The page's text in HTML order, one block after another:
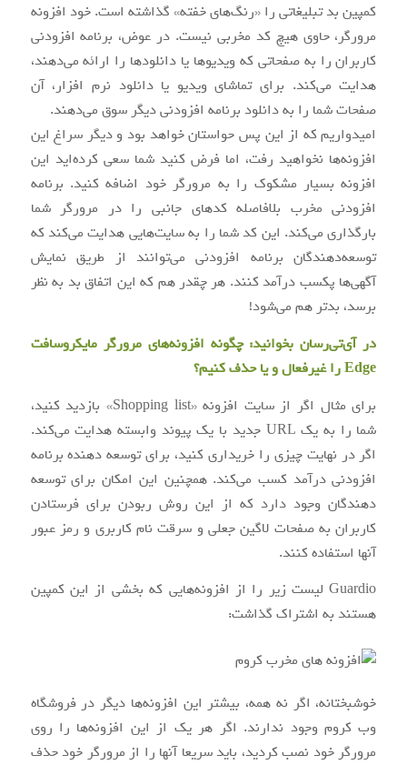
کمپین بد تبلیغاتی را «رنگ‌های خفته» گذاشته است. خود افزونه
مرورگر، حاوی هیچ کد مخربی نیست. در عوض، برنامه افزودنی
کاربران را به صفحاتی که ویدیوها یا دانلودها را ارائه می‌دهند،
هدایت می‌کند. برای تماشای ویدیو یا دانلود نرم افزار، آن
صفحات شما را به دانلود برنامه افزودنی دیگر سوق می‌دهند.
امیدواریم که از این پس حواستان خواهد بود و دیگر سراغ این
افزونه‌ها نخواهید رفت، اما فرض کنید شما سعی کرده‌اید این
افزونه بسیار مشکوک را به مرورگر خود اضافه کنید. برنامه
افزودنی مخرب بلافاصله کدهای جانبی را در مرورگر شما
بارگذاری می‌کند. این کد شما را به سایت‌هایی هدایت می‌کند که
توسعه‌دهندگان برنامه افزودنی می‌توانند از طریق نمایش
آگهی‌ها پکسب درآمد کنند. هر چقدر هم که این اتفاق بد به نظر
برسد، بدتر هم می‌شود!
در آی‌تی‌رسان بخوانید:چگونه افزونه‌های مرورگر مایکروسافت
Edge را غیرفعال و یا حذف کنیم؟
برای مثال اگر از سایت افزونه «Shopping list» بازدید کنید،
شما را به یک URL جدید با یک پیوند وابسته هدایت می‌کند.
اگر در نهایت چیزی را خریداری کنید، برای توسعه دهنده برنامه
افزودنی درآمد کسب می‌کند. همچنین این امکان برای توسعه
دهندگان وجود دارد که از این روش ربودن برای فرستادن
کاربران به صفحات لاگین جعلی و سرقت نام کاربری و رمز عبور
آنها استفاده کنند.
Guardio لیست زیر را از افزونه‌هایی که بخشی از این کمپین
هستند به اشتراک گذاشت:
خوشبختانه، اگر نه همه، بیشتر این افزونه‌ها دیگر در فروشگاه
وب کروم وجود ندارند. اگر هر یک از این افزونه‌ها را روی
مرورگر خود نصب کردید، باید سریعا آنها را از مرورگر خود حذف